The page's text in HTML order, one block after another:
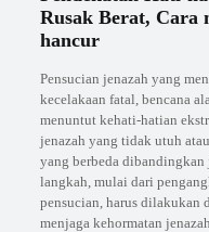
Rusak Berat, Cara
hancur
Pensucian jenazah yang
kecelakaan fatal, bencana
menuntut kehati-hatian
jenazah yang tidak utuh
yang berbeda
langkah, mulai dari
pensucian, harus dilakukan
menjaga kehormatan